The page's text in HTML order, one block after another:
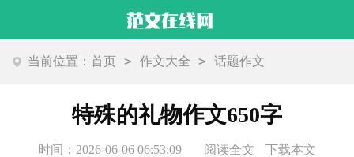
当前位置：首页 > 作文大全 > 话题作文
特殊的礼物作文650字
时间：2026-06-06 06:53:09 阅读全文 下载本文